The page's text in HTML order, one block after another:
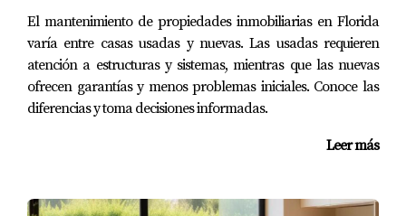
El mantenimiento de propiedades inmobiliarias en Florida
varía entre casas usadas y nuevas. Las usadas requieren
atención a estructuras y sistemas, mientras que las nuevas
ofrecen garantías y menos problemas iniciales. Conoce las
diferencias y toma decisiones informadas.
Leer más